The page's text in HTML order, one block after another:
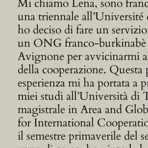
Mi chiamo Lena, sono
una triennale all’Université
ho deciso di fare un
un ONG franco-burkinabè
Avignone per avvicinarmi
della cooperazione. Questa
esperienza mi ha portata a
miei studi all’Università di
magistrale in Area and
for International
il semestre primaverile del